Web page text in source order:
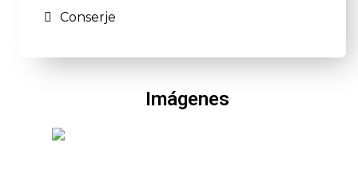
Conserje
Imágenes